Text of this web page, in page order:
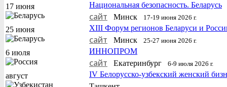
17 июня Национальная безопасность. Беларусь
сайт Минск 17-19 июня 2026 г.
25 июня XIII Форум регионов Беларуси и
сайт Минск 25-27 июня 2026 г.
6 июля ИННОПРОМ
сайт Екатеринбург 6-9 июля 2026 г.
август
IV Белорусско-узбекский женский